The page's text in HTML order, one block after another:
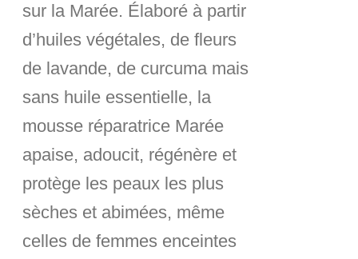
sur la Marée. Élaboré à partir
d’huiles végétales, de fleurs
de lavande, de curcuma mais
sans huile essentielle, la
mousse réparatrice Marée
apaise, adoucit, régénère et
protège les peaux les plus
sèches et abimées, même
celles de femmes enceintes